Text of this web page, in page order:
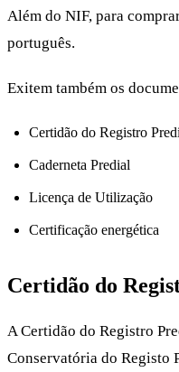
Além do NIF, para
português.
Exitem também os
Certidão do Registro
Caderneta Predial
Licença de Utilização
Certificação energética
Certidão do
A Certidão do Registro
Conservatória do Registo